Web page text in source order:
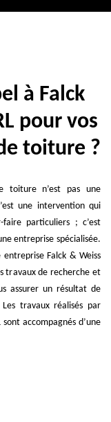
à Falck
pour vos
toiture ?
toiture n’est pas une
une intervention qui
faire particuliers ; c’est
entreprise spécialisée.
Falck & Weiss
travaux de recherche et
assurer un résultat de
travaux réalisés par
accompagnés d’une